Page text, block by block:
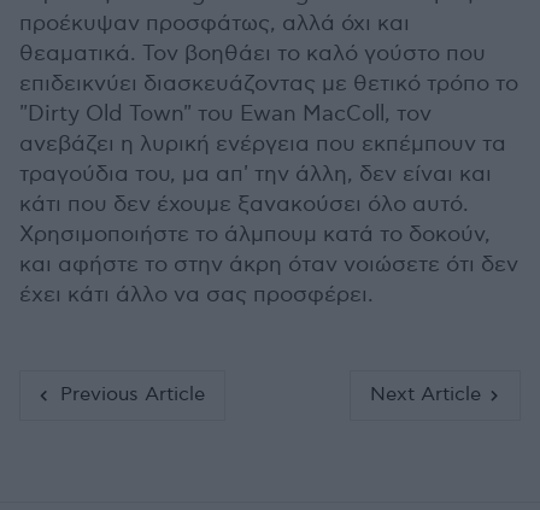
προέκυψαν προσφάτως, αλλά όχι και
θεαματικά. Τον βοηθάει το καλό γούστο που
επιδεικνύει διασκευάζοντας με θετικό τρόπο το
"Dirty Old Town" του Ewan MacColl, τον
ανεβάζει η λυρική ενέργεια που εκπέμπουν τα
τραγούδια του, μα απ' την άλλη, δεν είναι και
κάτι που δεν έχουμε ξανακούσει όλο αυτό.
Χρησιμοποιήστε το άλμπουμ κατά το δοκούν,
και αφήστε το στην άκρη όταν νοιώσετε ότι δεν
έχει κάτι άλλο να σας προσφέρει.
Previous Article Next Article